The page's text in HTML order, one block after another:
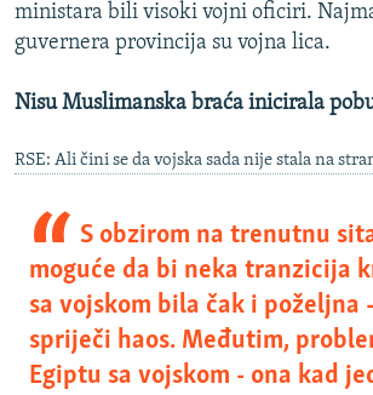
ministara bili visoki vojni oficiri.
guvernera provincija su vojna lica.
Nisu Muslimanska braća inicirala
RSE: Ali čini se da vojska sada nije stala na
S obzirom na trenutnu
moguće da bi neka tranzicija
sa vojskom bila čak i poželjna
spriječi haos. Međutim,
Egiptu sa vojskom - ona kad